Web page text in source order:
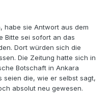
habe sie Antwort aus dem
Bitte sei sofort an das
Dort würden sich die
Die Zeitung hatte sich in
Botschaft in Ankara
seien die, wie er selbst sagt,
absolut neu gewesen.